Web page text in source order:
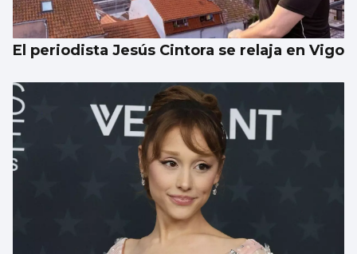
El periodista Jesús Cintora se relaja en Vigo